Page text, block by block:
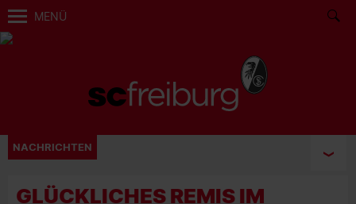
MENÜ
NACHRICHTEN
GLÜCKLICHES REMIS IM